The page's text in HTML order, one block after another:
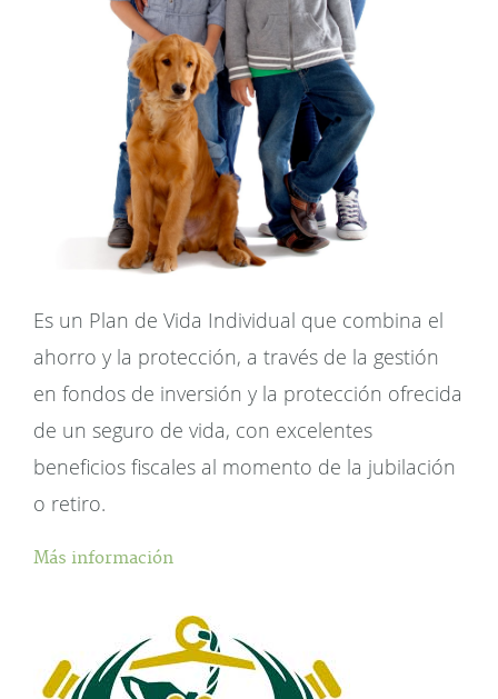
Es un Plan de Vida Individual que combina el
ahorro y la protección, a través de la gestión
en fondos de inversión y la protección ofrecida
de un seguro de vida, con excelentes
beneficios fiscales al momento de la jubilación
o retiro.
Más información